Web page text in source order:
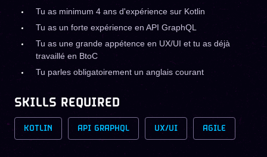
Tu as minimum 4 ans d'expérience sur Kotlin
Tu as un forte expérience en API GraphQL
Tu as une grande appétence en UX/UI et tu as déjà
travaillé en BtoC
Tu parles obligatoirement un anglais courant
SKILLS REQUIRED
KOTLIN API GRAPHQL UX/UI AGILE